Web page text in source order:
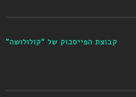
קבוצת הפייסבוק של "קולולושה"